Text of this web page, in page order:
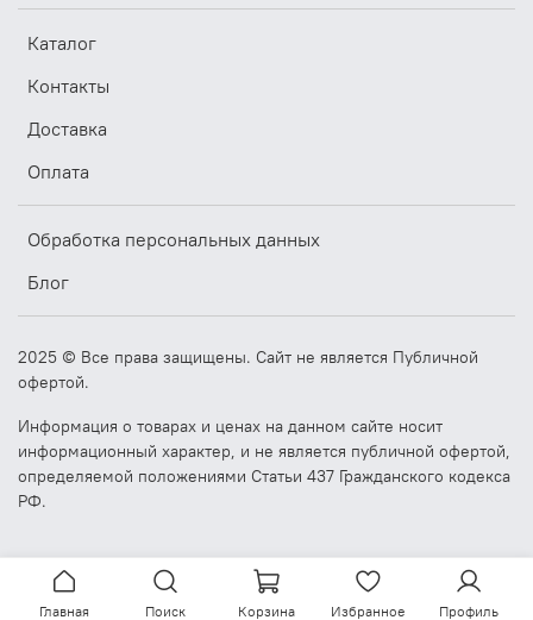
Каталог
Контакты
Доставка
Оплата
Обработка персональных данных
Блог
2025 © Все права защищены. Сайт не является Публичной
офертой.
Информация о товарах и ценах на данном сайте носит
информационный характер, и не является публичной офертой,
определяемой положениями Статьи 437 Гражданского кодекса
РФ.
Главная Поиск Корзина Избранное Профиль